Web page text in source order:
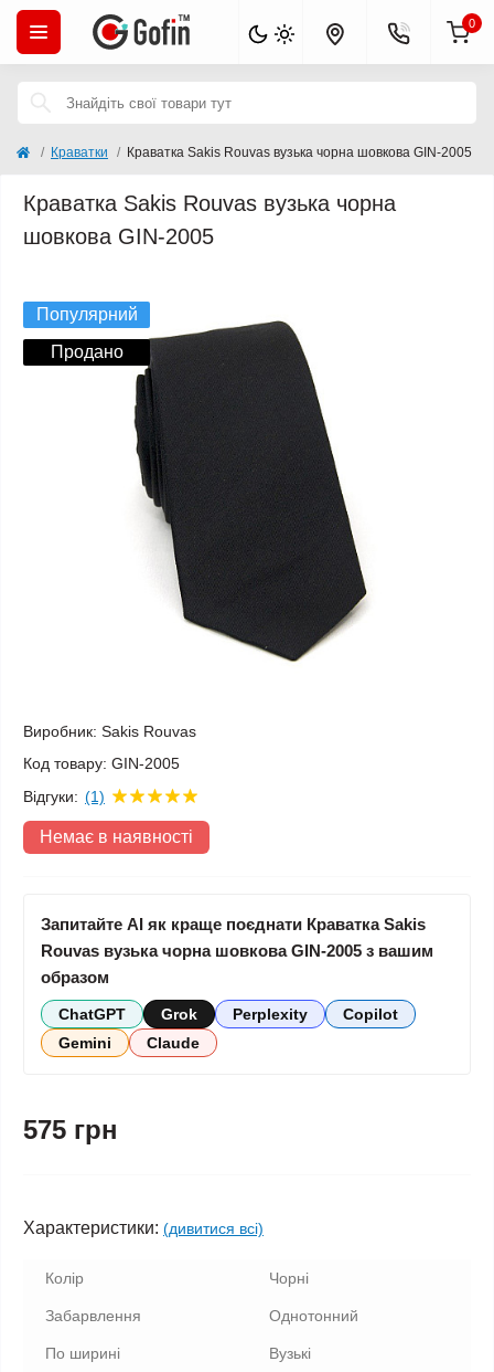
0
Краватки Краватка Sakis Rouvas вузька чорна шовкова GIN-2005
Краватка Sakis Rouvas вузька чорна
шовкова GIN-2005
Популярний
Продано
Виробник: Sakis Rouvas
Код товару: GIN-2005
Відгуки: (1)
Немає в наявності
Запитайте AI як краще поєднати Краватка Sakis
Rouvas вузька чорна шовкова GIN-2005 з вашим
образом
ChatGPT Grok Perplexity
Copilot
Gemini
Claude
575 грн
Характеристики: (дивитися всі)
Колір Чорні
Забарвлення Однотонний
По ширині Вузькі